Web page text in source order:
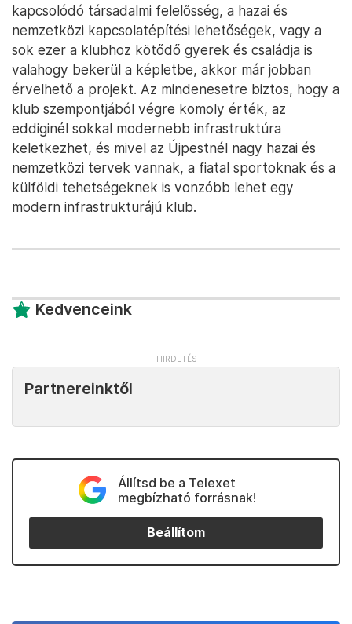
kapcsolódó társadalmi felelősség, a hazai és
nemzetközi kapcsolatépítési lehetőségek, vagy a
sok ezer a klubhoz kötődő gyerek és családja is
valahogy bekerül a képletbe, akkor már jobban
érvelhető a projekt. Az mindenesetre biztos, hogy a
klub szempontjából végre komoly érték, az
eddiginél sokkal modernebb infrastruktúra
keletkezhet, és mivel az Újpestnél nagy hazai és
nemzetközi tervek vannak, a fiatal sportoknak és a
külföldi tehetségeknek is vonzóbb lehet egy
modern infrastrukturájú klub.
Kedvenceink
Partnereinktől
Állítsd be a Telexet
megbízható forrásnak!
Beállítom